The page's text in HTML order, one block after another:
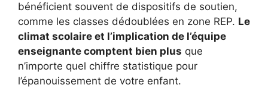
bénéficient souvent de dispositifs de soutien,
comme les classes dédoublées en zone REP. Le
climat scolaire et l’implication de l’équipe
enseignante comptent bien plus que
n’importe quel chiffre statistique pour
l’épanouissement de votre enfant.